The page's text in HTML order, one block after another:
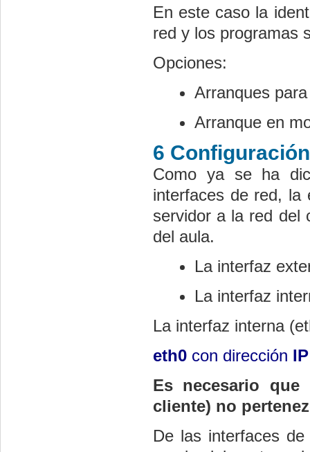
En este caso la
red y los programas
Opciones:
Arranques
Arranque en
6
Como ya se ha
interfaces de red, la
servidor a la red del
del aula.
La interfaz
La interfaz
La interfaz interna
eth0 con dirección
Es necesario
cliente) no
De las interfaces